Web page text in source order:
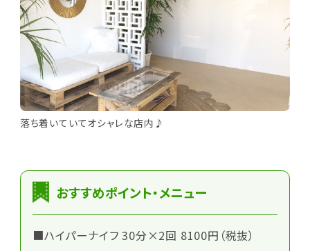
落ち着いていてオシャレな店内♪
おすすめポイント・メニュー
■ハイパーナイフ 30分×2回 8100円（税抜）